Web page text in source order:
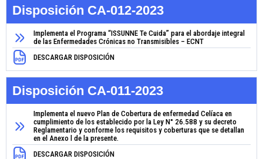
Disposición CA-012-2023
Implementa el Programa “ISSUNNE Te Cuida” para el abordaje integral
de las Enfermedades Crónicas no Transmisibles – ECNT
DESCARGAR DISPOSICIÓN
Disposición CA-011-2023
Implementa el nuevo Plan de Cobertura de enfermedad Celíaca en
cumplimiento de los establecido por la Ley N° 26.588 y su decreto
Reglamentario y conforme los requisitos y coberturas que se detallan
en el Anexo l de la presente.
DESCARGAR DISPOSICIÓN